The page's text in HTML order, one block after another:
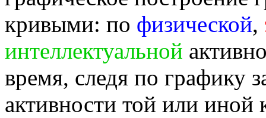
кривыми: по физической,
интеллектуальной
время, следя по графику
активности той или иной